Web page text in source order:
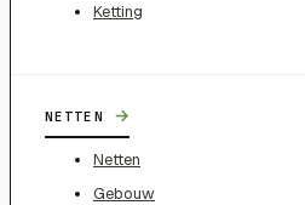
Ketting
NETTEN →
Netten
Gebouw